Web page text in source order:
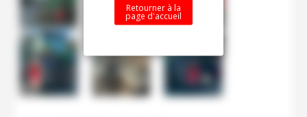
Retourner à la
page d'accueil